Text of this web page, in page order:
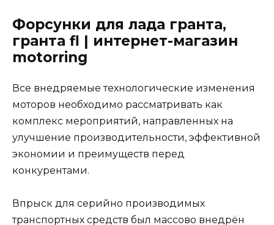
Форсунки для лада гранта,
гранта fl | интернет-магазин
motorring
Все внедряемые технологические изменения
моторов необходимо рассматривать как
комплекс мероприятий, направленных на
улучшение производительности, эффективной
экономии и преимуществ перед
конкурентами.
Впрыск для серийно производимых
транспортных средств был массово внедрён